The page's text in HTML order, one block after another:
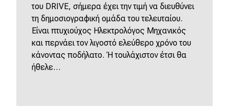
του DRIVE, σήμερα έχει την τιμή να διευθύνει
τη δημοσιογραφική ομάδα του τελευταίου.
Είναι πτυχιούχος Ηλεκτρολόγος Μηχανικός
και περνάει τον λιγοστό ελεύθερο χρόνο του
κάνοντας ποδήλατο. Ή τουλάχιστον έτσι θα
ήθελε…